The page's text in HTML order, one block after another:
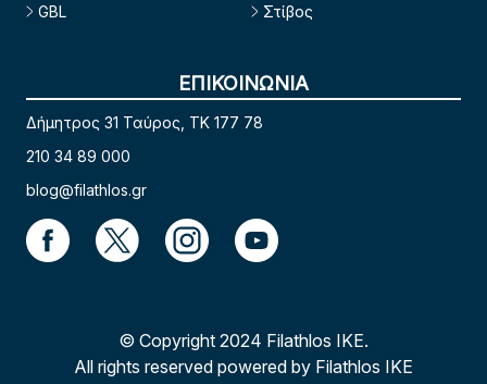
GBL
Στίβος
ΕΠΙΚΟΙΝΩΝΙΑ
Δήμητρος 31 Ταύρος, TK 177 78
210 34 89 000
blog@filathlos.gr
© Copyright 2024 Filathlos ΙΚΕ.
All rights reserved powered by Filathlos ΙΚΕ